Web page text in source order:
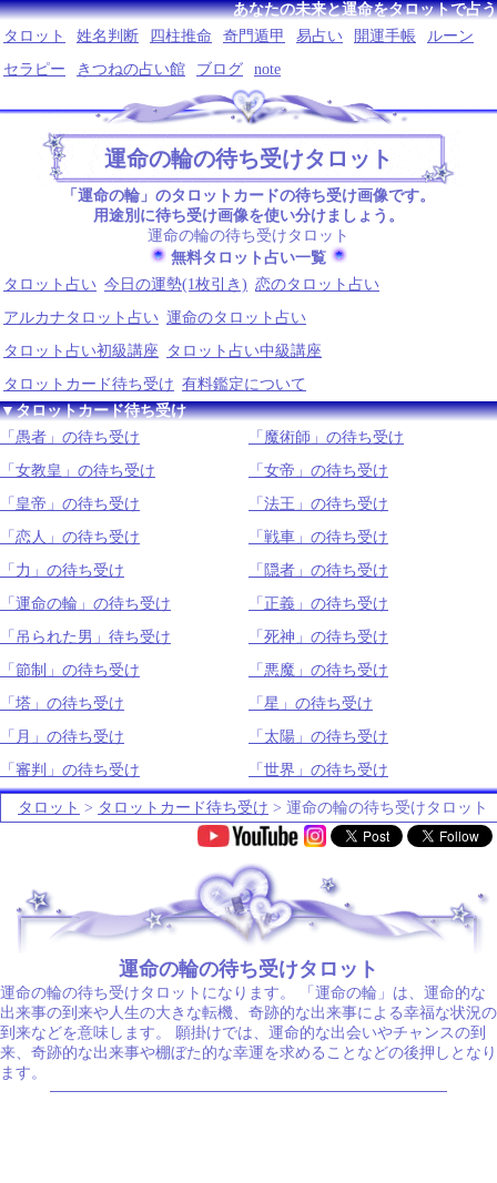
あなたの未来と運命をタロットで占う
タロット
姓名判断 四柱推命 奇門遁甲 易占い 開運手帳
ルーン
セラピー
きつねの占い館 ブログ note
運命の輪の待ち受けタロット
「運命の輪」のタロットカードの待ち受け画像です。
用途別に待ち受け画像を使い分けましょう。
運命の輪の待ち受けタロット
無料タロット占い一覧
タロット占い 今日の運勢(1枚引き) 恋のタロット占い
アルカナタロット占い 運命のタロット占い
タロット占い初級講座
タロット占い中級講座
タロットカード待ち受け 有料鑑定について
▼タロットカード待ち受け
「愚者」の待ち受け
「魔術師」の待ち受け
「女教皇」の待ち受け
「女帝」の待ち受け
「皇帝」の待ち受け
「法王」の待ち受け
「恋人」の待ち受け
「戦車」の待ち受け
「力」の待ち受け
「隠者」の待ち受け
「運命の輪」の待ち受け
「正義」の待ち受け
「吊られた男」待ち受け
「死神」の待ち受け
「節制」の待ち受け
「悪魔」の待ち受け
「塔」の待ち受け
「星」の待ち受け
「月」の待ち受け
「太陽」の待ち受け
「審判」の待ち受け
「世界」の待ち受け
タロット > タロットカード待ち受け > 運命の輪の待ち受けタロット
.
運命の輪の待ち受けタロット
運命の輪の待ち受けタロットになります。 「運命の輪」は、運命的な
出来事の到来や人生の大きな転機、奇跡的な出来事による幸福な状況の
到来などを意味します。 願掛けでは、運命的な出会いやチャンスの到
来、奇跡的な出来事や棚ぼた的な幸運を求めることなどの後押しとなり
ます。